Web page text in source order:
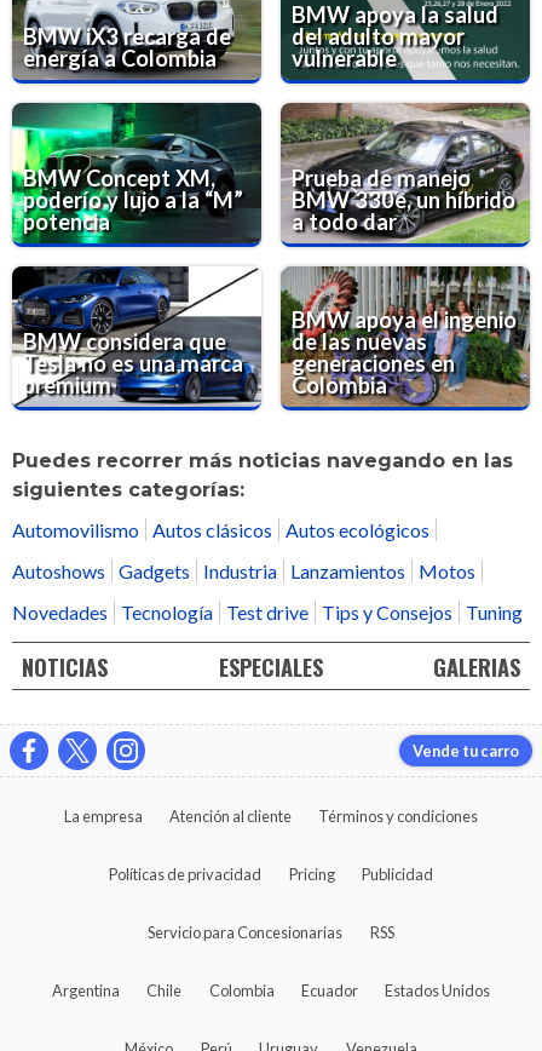
BMW iX3 recarga de
energía a Colombia
BMW apoya la salud
del adulto mayor
vulnerable
BMW Concept XM,
poderío y lujo a la “M”
potencia
Prueba de manejo
BMW 330e, un híbrido
a todo dar
BMW considera que
Tesla no es una marca
premium
BMW apoya el ingenio
de las nuevas
generaciones en
Colombia
Puedes recorrer más noticias navegando en las
siguientes categorías:
Automovilismo Autos clásicos
Autos ecológicos
Autoshows
Gadgets Industria Lanzamientos
Motos
Novedades
Tecnología Test drive Tips y Consejos Tuning
NOTICIAS ESPECIALES GALERIAS
Vende tu carro
La empresa Atención al cliente Términos y condiciones
Políticas de privacidad Pricing Publicidad
Servicio para Concesionarias RSS
Argentina Chile Colombia Ecuador Estados Unidos